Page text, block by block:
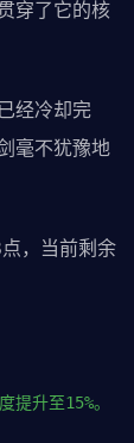
穿了它的核
经冷却完
毫不犹豫地
，当前剩余
提升至15%。